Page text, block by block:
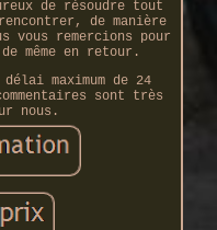
de résoudre tout
de manière
vous remercions pour
même en retour.
maximum de 24
sont très
nous.